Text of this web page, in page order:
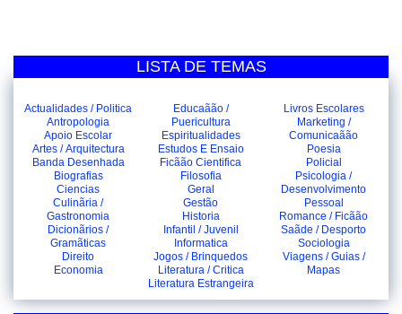
LISTA DE TEMAS
Actualidades / Politica
Antropologia
Apoio Escolar
Artes / Arquitectura
Banda Desenhada
Biografias
Ciencias
Culinãria /
Gastronomia
Dicionãrios /
Gramãticas
Direito
Economia
Educaãão /
Puericultura
Espiritualidades
Estudos E Ensaio
Ficãão Cientifica
Filosofia
Geral
Gestão
Historia
Infantil / Juvenil
Informatica
Jogos / Brinquedos
Literatura / Critica
Literatura Estrangeira
Livros Escolares
Marketing /
Comunicaãão
Poesia
Policial
Psicologia /
Desenvolvimento
Pessoal
Romance / Ficãão
Saãde / Desporto
Sociologia
Viagens / Guias /
Mapas